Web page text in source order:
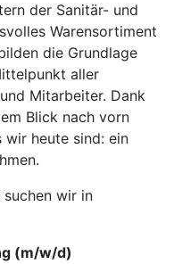
der Sanitär- und
Warensortiment
die Grundlage
aller
Mitarbeiter. Dank
Blick nach vorn
heute sind: ein
suchen wir in
(m/w/d)